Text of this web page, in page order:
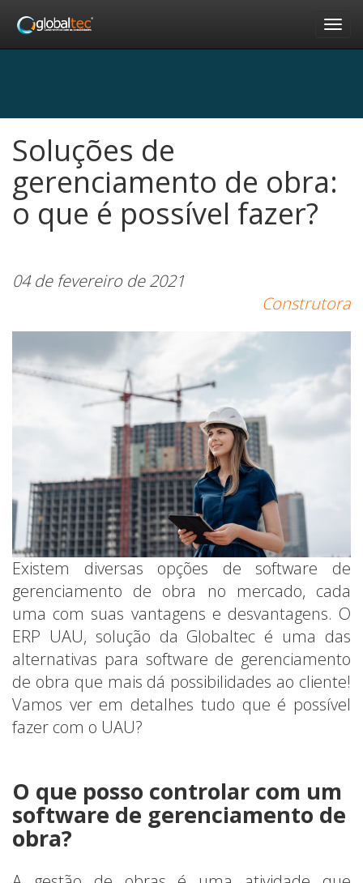
Soluções de
gerenciamento de obra:
o que é possível fazer?
04 de fevereiro de 2021
Construtora
Existem diversas opções de software de
gerenciamento de obra no mercado, cada
uma com suas vantagens e desvantagens. O
ERP UAU, solução da Globaltec é uma das
alternativas para software de gerenciamento
de obra que mais dá possibilidades ao cliente!
Vamos ver em detalhes tudo que é possível
fazer com o UAU?
O que posso controlar com um
software de gerenciamento de
obra?